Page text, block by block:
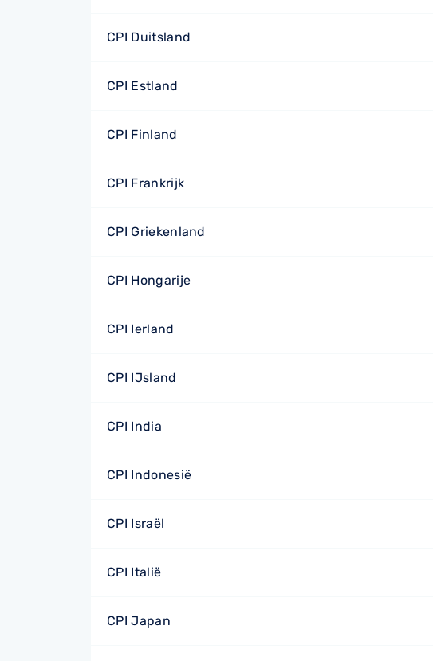
CPI Duitsland
CPI Estland
CPI Finland
CPI Frankrijk
CPI Griekenland
CPI Hongarije
CPI Ierland
CPI IJsland
CPI India
CPI Indonesië
CPI Israël
CPI Italië
CPI Japan